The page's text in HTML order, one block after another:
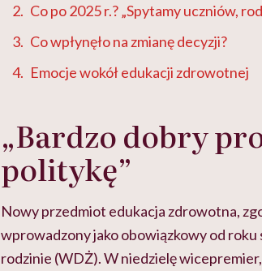
Co po 2025 r.? „Spytamy uczniów,
Co wpłynęło na zmianę decyzji?
Emocje wokół edukacji zdrowotnej
„Bardzo dobry
politykę”
Nowy przedmiot edukacja zdrowotna,
wprowadzony jako obowiązkowy od
rodzinie (WDŻ). W niedzielę